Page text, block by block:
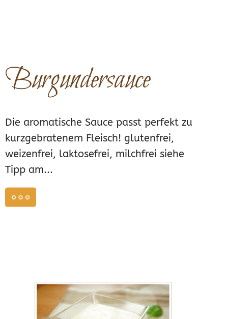
Burgundersauce
Die aromatische Sauce passt perfekt zu
kurzgebratenem Fleisch! glutenfrei,
weizenfrei, laktosefrei, milchfrei siehe
Tipp am...